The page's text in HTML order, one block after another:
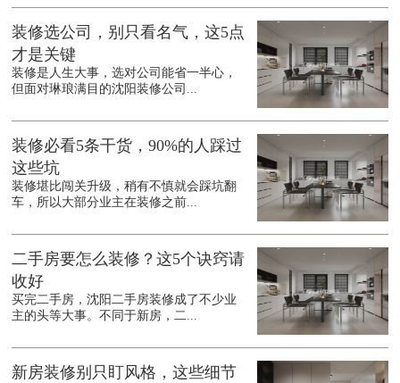
装修选公司，别只看名气，这5点
才是关键
装修是人生大事，选对公司能省一半心，
但面对琳琅满目的沈阳装修公司...
装修必看5条干货，90%的人踩过
这些坑
装修堪比闯关升级，稍有不慎就会踩坑翻
车，所以大部分业主在装修之前...
二手房要怎么装修？这5个诀窍请
收好
买完二手房，沈阳二手房装修成了不少业
主的头等大事。不同于新房，二...
新房装修别只盯风格，这些细节